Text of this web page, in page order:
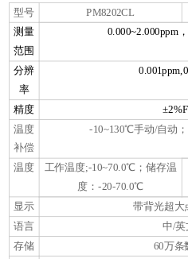
型号 PM8202CL
测量
范围
0.000~2.000ppm
分辨
率
精度
温度
补偿
-10~130℃手动/自动
温度 工作温度;-10~70.0℃；储存温
度：-20-70.0℃
显示
带背光超大
语言
中/英
存储
60万条